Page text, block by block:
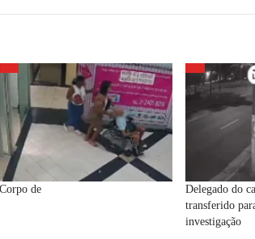
Corpo de
Delegado do
transferido
investigação